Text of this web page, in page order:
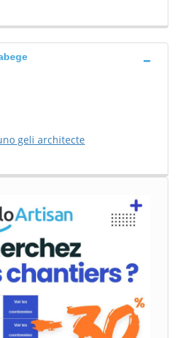
geli architecte